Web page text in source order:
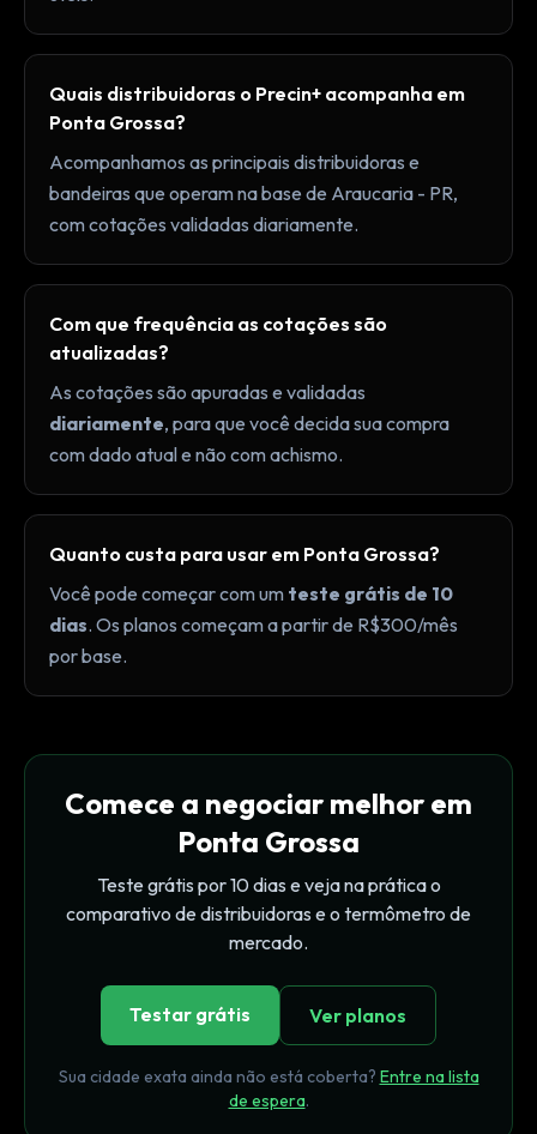
Quais distribuidoras o Precin+ acompanha em
Ponta Grossa?
Acompanhamos as principais distribuidoras e
bandeiras que operam na base de Araucaria - PR,
com cotações validadas diariamente.
Com que frequência as cotações são
atualizadas?
As cotações são apuradas e validadas
diariamente, para que você decida sua compra
com dado atual e não com achismo.
Quanto custa para usar em Ponta Grossa?
Você pode começar com um teste grátis de 10
dias. Os planos começam a partir de R$300/mês
por base.
Comece a negociar melhor em
Ponta Grossa
Teste grátis por 10 dias e veja na prática o
comparativo de distribuidoras e o termômetro de
mercado.
Testar grátis Ver planos
Sua cidade exata ainda não está coberta? Entre na lista
de espera.